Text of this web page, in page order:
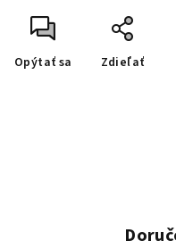
Opýtať sa Zdieľať